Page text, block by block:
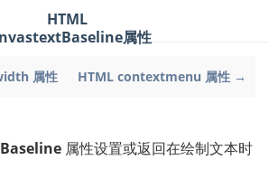
属性 HTML contextmenu 属性 →
HTML
属性
属性设置或返回在绘制文本时